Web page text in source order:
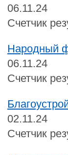
06.11.24
Счетчик
Народный
06.11.24
Счетчик
02.11.24
Счетчик